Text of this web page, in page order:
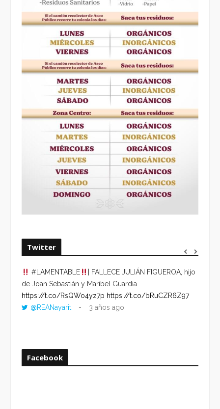
Twitter
#LAMENTABLE
| FALLECE JULIÁN FIGUEROA, hijo
de Joan Sebastián y Maribel Guardia.
https://t.co/RsQWo4yz7p https://t.co/bRuCZR6Z97
@REANayarit
3 años ago
Facebook